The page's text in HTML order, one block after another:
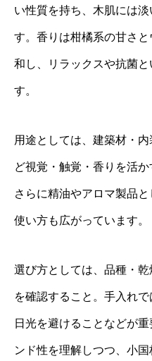
い性質を持ち、木肌には
す。香りは柑橘系の甘さ
和し、リラックスや抗菌
す。
用途としては、建築材・
ど視覚・触覚・香りを活
さらに精油やアロマ製品
使い方も広がっています。
選び方としては、品種・
を確認すること。手入れ
日光を避けることなどが
ンド性を理解しつつ、小